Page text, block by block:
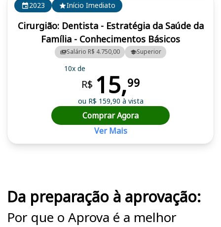
2023 Início Imediato
Cirurgião: Dentista - Estratégia da Saúde da
Família - Conhecimentos Básicos
Salário R$ 4.750,00 Superior
10x de
R$ 15,99
ou R$ 159,90 à vista
Comprar Agora
Ver Mais
Da preparação à aprovação:
Por que o Aprova é a melhor